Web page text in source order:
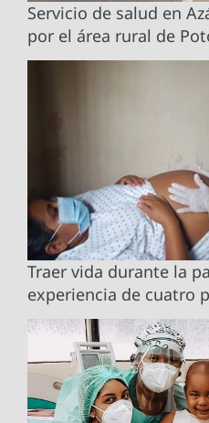
Servicio de salud en
por el área rural de
Traer vida durante la
experiencia de cuatro